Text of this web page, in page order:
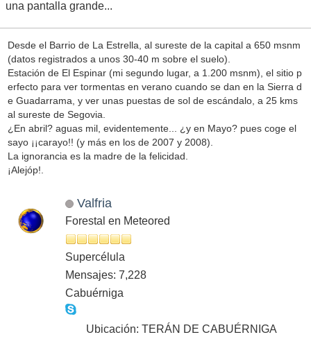
una pantalla grande...
Desde el Barrio de La Estrella, al sureste de la capital a 650 msnm
(datos registrados a unos 30-40 m sobre el suelo).
Estación de El Espinar (mi segundo lugar, a 1.200 msnm), el sitio p
erfecto para ver tormentas en verano cuando se dan en la Sierra d
e Guadarrama, y ver unas puestas de sol de escándalo, a 25 kms
al sureste de Segovia.
¿En abril? aguas mil, evidentemente... ¿y en Mayo? pues coge el
sayo ¡¡carayo!! (y más en los de 2007 y 2008).
La ignorancia es la madre de la felicidad.
¡Alejóp!.
Valfria
Forestal en Meteored
Supercélula
Mensajes: 7,228
Cabuérniga
Ubicación: TERÁN DE CABUÉRNIGA